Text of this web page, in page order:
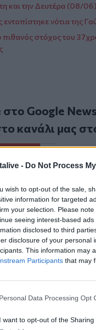
- Do Not Process
wish to opt-out of the sale,
information for targeted
your selection. Please
seeing interest-based
disclosed to third
disclosure of your personal
This information may
Participants that may
Personal Data Processing Opt
I want to opt-out of the Sharing
και την Δευτέρα (08/06)
νότια της
στόχος του
στο Google
κανάλι μας
ΣΧΕΤΙΚΆ TAGS
Νέα Αλικαρνασσός
του CRETALIVE
ΣΤΕΊΛΕ ΤΗΝ ΕΊΔΗΣΗ